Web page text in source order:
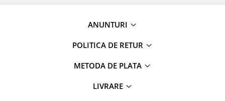
ANUNTURI
POLITICA DE RETUR
METODA DE PLATA
LIVRARE